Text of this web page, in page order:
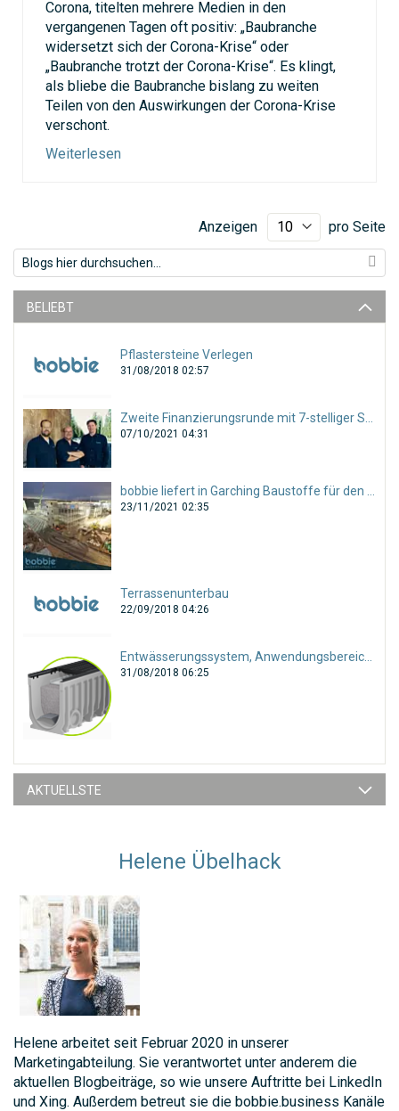
Corona, titelten mehrere Medien in den
vergangenen Tagen oft positiv: „Baubranche
widersetzt sich der Corona-Krise“ oder
„Baubranche trotzt der Corona-Krise“. Es klingt,
als bliebe die Baubranche bislang zu weiten
Teilen von den Auswirkungen der Corona-Krise
verschont.
Weiterlesen
Anzeigen pro Seite
BELIEBT
Pflastersteine Verlegen
31/08/2018 02:57
07/10/2021 04:31
23/11/2021 02:35
Terrassenunterbau
22/09/2018 04:26
31/08/2018 06:25
AKTUELLSTE
Helene Übelhack
Helene arbeitet seit Februar 2020 in unserer
Marketingabteilung. Sie verantwortet unter anderem die
aktuellen Blogbeiträge, so wie unsere Auftritte bei LinkedIn
und Xing. Außerdem betreut sie die bobbie.business Kanäle